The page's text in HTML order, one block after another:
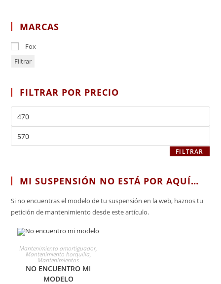
MARCAS
Fox
Filtrar
FILTRAR POR PRECIO
FILTRAR
MI SUSPENSIÓN NO ESTÁ POR AQUÍ…
Si no encuentras el modelo de tu suspensión en la web, haznos tu
petición de mantenimiento desde este artículo.
SELECCIONAR OPCIONES
Mantenimiento amortiguador,
Mantenimiento horquilla,
Mantenimientos
NO ENCUENTRO MI
MODELO